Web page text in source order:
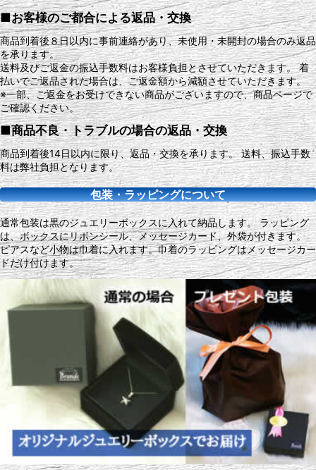
■お客様のご都合による返品・交換
商品到着後８日以内に事前連絡があり、未使用・未開封の場合のみ返品
を承ります。
送料及びご返金の振込手数料はお客様負担とさせていただきます。 着
払いでご返品された場合は、ご返金額から減額させていただきます。
※一部、ご返金をお受けできない商品がございますので、商品ページで
ご確認ください。
■商品不良・トラブルの場合の返品・交換
商品到着後14日以内に限り、返品・交換を承ります。 送料、振込手数
料は弊社負担となります。
包装・ラッピングについて
通常包装は黒のジュエリーボックスに入れて納品します。 ラッピング
は、ボックスにリボンシール、メッセージカード、外袋が付きます。
ピアスなど小物は巾着に入れます。巾着のラッピングはメッセージカー
ドだけ付けます。